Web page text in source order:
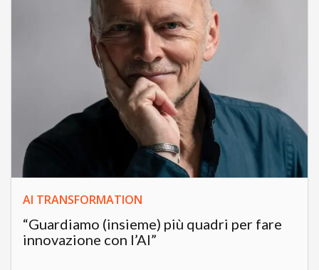
AI TRANSFORMATION
“Guardiamo (insieme) più quadri per fare
innovazione con l’AI”